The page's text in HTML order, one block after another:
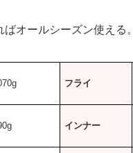
オールシーズン使える。
フライ
インナー